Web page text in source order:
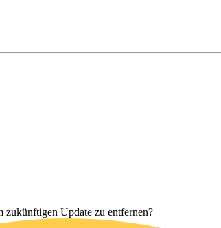
zukünftigen Update zu entfernen?